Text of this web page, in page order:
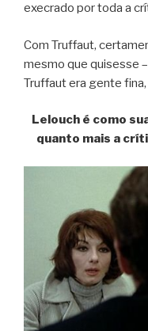
execrado por toda a
Com Truffaut,
mesmo que quisesse
Truffaut era gente fina,
Lelouch é como
quanto mais a